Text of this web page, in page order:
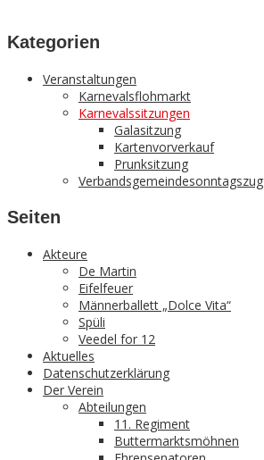
Kategorien
Veranstaltungen
Karnevalsflohmarkt
Karnevalssitzungen
Galasitzung
Kartenvorverkauf
Prunksitzung
Verbandsgemeindesonntagszug
Seiten
Akteure
De Martin
Eifelfeuer
Männerballett „Dolce Vita“
Spüli
Veedel for 12
Aktuelles
Datenschutzerklärung
Der Verein
Abteilungen
11. Regiment
Buttermarktsmöhnen